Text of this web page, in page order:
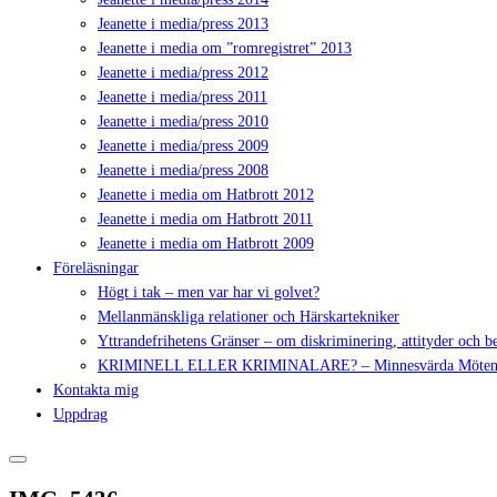
Jeanette i media/press 2013
Jeanette i media om ”romregistret” 2013
Jeanette i media/press 2012
Jeanette i media/press 2011
Jeanette i media/press 2010
Jeanette i media/press 2009
Jeanette i media/press 2008
Jeanette i media om Hatbrott 2012
Jeanette i media om Hatbrott 2011
Jeanette i media om Hatbrott 2009
Föreläsningar
Högt i tak – men var har vi golvet?
Mellanmänskliga relationer och Härskartekniker
Yttrandefrihetens Gränser – om diskriminering, attityder och
KRIMINELL ELLER KRIMINALARE? – Minnesvärda
Kontakta mig
Uppdrag